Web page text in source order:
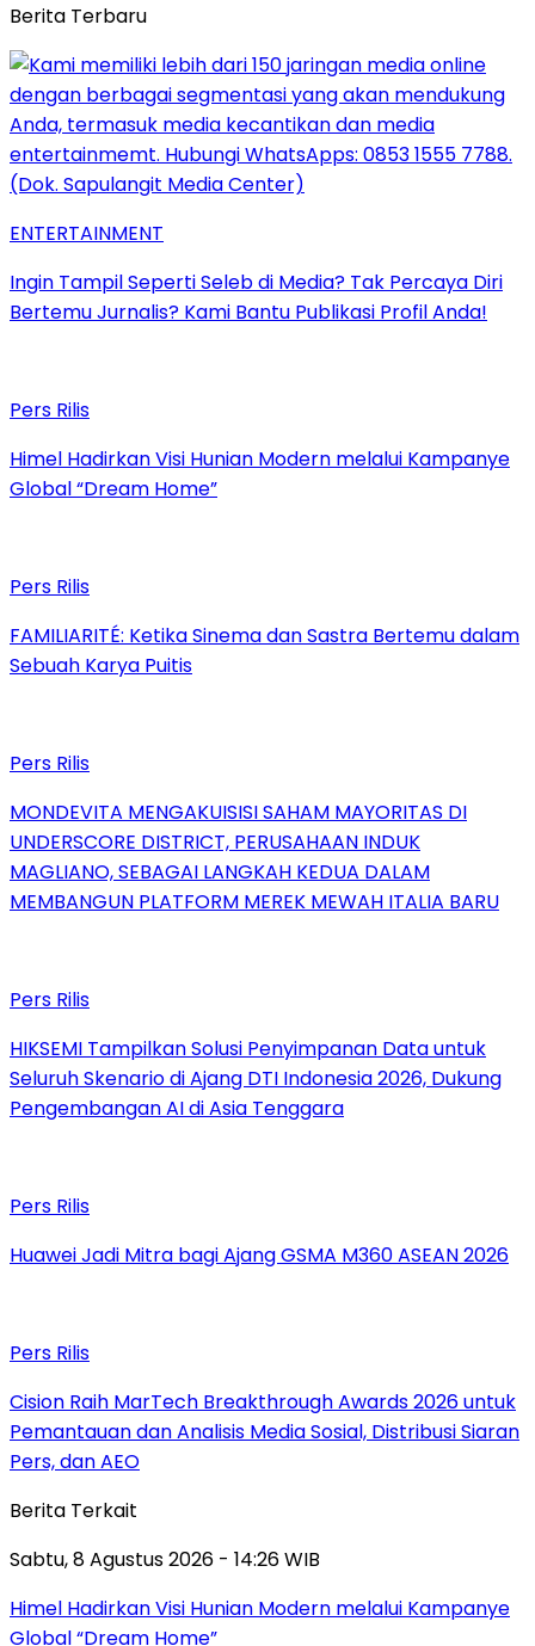
Berita Terbaru
ENTERTAINMENT
Ingin Tampil Seperti Seleb di Media? Tak Percaya Diri
Bertemu Jurnalis? Kami Bantu Publikasi Profil Anda!
Pers Rilis
Himel Hadirkan Visi Hunian Modern melalui Kampanye
Global “Dream Home”
Pers Rilis
FAMILIARITÉ: Ketika Sinema dan Sastra Bertemu dalam
Sebuah Karya Puitis
Pers Rilis
MONDEVITA MENGAKUISISI SAHAM MAYORITAS DI
UNDERSCORE DISTRICT, PERUSAHAAN INDUK
MAGLIANO, SEBAGAI LANGKAH KEDUA DALAM
MEMBANGUN PLATFORM MEREK MEWAH ITALIA BARU
Pers Rilis
HIKSEMI Tampilkan Solusi Penyimpanan Data untuk
Seluruh Skenario di Ajang DTI Indonesia 2026, Dukung
Pengembangan AI di Asia Tenggara
Pers Rilis
Huawei Jadi Mitra bagi Ajang GSMA M360 ASEAN 2026
Pers Rilis
Cision Raih MarTech Breakthrough Awards 2026 untuk
Pemantauan dan Analisis Media Sosial, Distribusi Siaran
Pers, dan AEO
Berita Terkait
Sabtu, 8 Agustus 2026 - 14:26 WIB
Himel Hadirkan Visi Hunian Modern melalui Kampanye
Global “Dream Home”